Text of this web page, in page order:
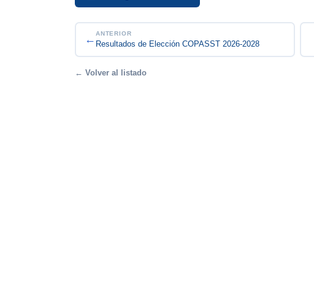
← ANTERIOR
Resultados de Elección COPASST 2026-2028
← Volver al listado